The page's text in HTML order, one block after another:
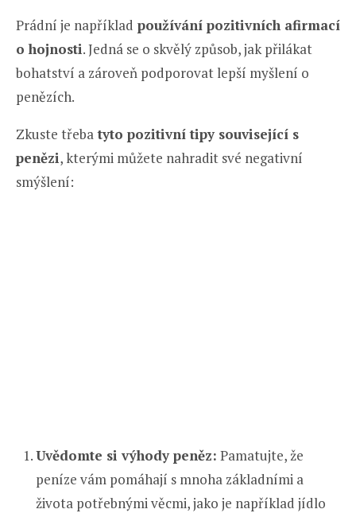
Prádní je například používání pozitivních afirmací
o hojnosti. Jedná se o skvělý způsob, jak přilákat
bohatství a zároveň podporovat lepší myšlení o
penězích.
Zkuste třebatyto pozitivní tipy související s
penězi, kterými můžete nahradit své negativní
smýšlení:
Uvědomte si výhody peněz: Pamatujte, že
peníze vám pomáhají s mnoha základními a
života potřebnými věcmi, jako je například jídlo